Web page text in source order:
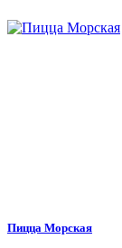
Пицца Морская